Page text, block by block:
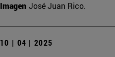
Imagen José Juan Rico.
10 | 04 | 2025